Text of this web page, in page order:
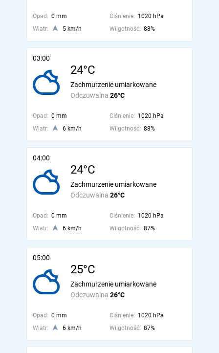
Opad: 0 mm Ciśnienie: 1020 hPa
Wiatr:
5 km/h Wilgotność: 88%
03:00
24°C
Odczuwalna 26°C
Zachmurzenie umiarkowane
Opad: 0 mm Ciśnienie: 1020 hPa
Wiatr:
6 km/h Wilgotność: 88%
04:00
24°C
Odczuwalna 26°C
Zachmurzenie umiarkowane
Opad: 0 mm Ciśnienie: 1020 hPa
Wiatr:
6 km/h Wilgotność: 87%
05:00
25°C
Odczuwalna 26°C
Zachmurzenie umiarkowane
Opad: 0 mm Ciśnienie: 1020 hPa
Wiatr:
6 km/h Wilgotność: 87%